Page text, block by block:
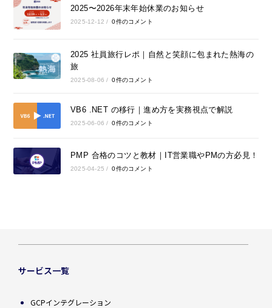
2025〜2026年末年始休業のお知らせ
2025-12-12 / 0件のコメント
2025 社員旅行レポ｜自然と笑顔に包まれた熱海の
旅
2025-08-06 / 0件のコメント
VB6 .NET の移行｜進め方を実務視点で解説
2025-06-06 / 0件のコメント
PMP 合格のコツと教材｜IT営業職やPMの方必見！
2025-04-25 / 0件のコメント
サービス一覧
GCPインテグレーション